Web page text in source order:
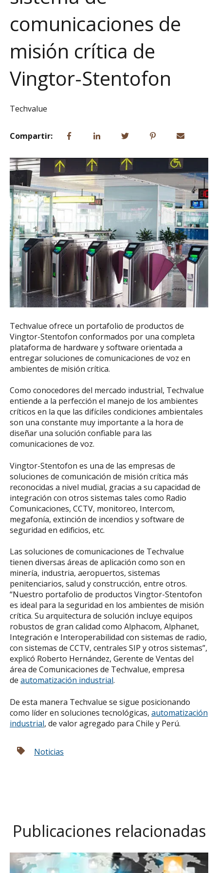
comunicaciones de
misión crítica de
Vingtor-Stentofon
Techvalue
Compartir:
Techvalue ofrece un portafolio de productos de
Vingtor-Stentofon conformados por una completa
plataforma de hardware y software orientada a
entregar soluciones de comunicaciones de voz en
ambientes de misión crítica.
Como conocedores del mercado industrial, Techvalue
entiende a la perfección el manejo de los ambientes
críticos en la que las difíciles condiciones ambientales
son una constante muy importante a la hora de
diseñar una solución confiable para las
comunicaciones de voz.
Vingtor-Stentofon es una de las empresas de
soluciones de comunicación de misión crítica más
reconocidas a nivel mudial, gracias a su capacidad de
integración con otros sistemas tales como Radio
Comunicaciones, CCTV, monitoreo, Intercom,
megafonía, extinción de incendios y software de
seguridad en edificios, etc.
Las soluciones de comunicaciones de Techvalue
tienen diversas áreas de aplicación como son en
minería, industria, aeropuertos, sistemas
penitenciarios, salud y construcción, entre otros.
“Nuestro portafolio de productos Vingtor-Stentofon
es ideal para la seguridad en los ambientes de misión
crítica. Su arquitectura de solución incluye equipos
robustos de gran calidad como Alphacom, Alphanet,
Integración e Interoperabilidad con sistemas de radio,
con sistemas de CCTV, centrales SIP y otros sistemas”,
explicó Roberto Hernández, Gerente de Ventas del
área de Comunicaciones de Techvalue, empresa
de automatización industrial.
De esta manera Techvalue se sigue posicionando
como líder en soluciones tecnológicas, automatización
industrial, de valor agregado para Chile y Perú.
Noticias
Publicaciones relacionadas